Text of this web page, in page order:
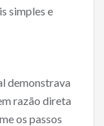
simples e
demonstrava
razão direta
os passos